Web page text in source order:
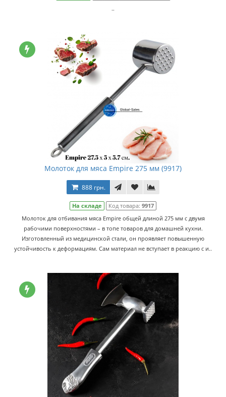
..
Молоток для мяса Empire 275 мм (9917)
888 грн.
На складе Код товара: 9917
Молоток для отбивания мяса Empire общей длиной 275 мм с двумя
рабочими поверхностями – в топе товаров для домашней кухни.
Изготовленный из медицинской стали, он проявляет повышенную
устойчивость к деформациям. Сам материал не вступает в реакцию с и..